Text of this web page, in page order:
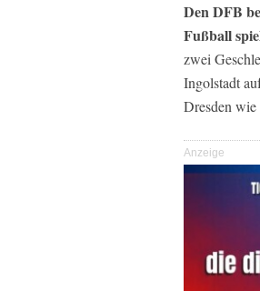
Den DFB
Fußball
zwei
Ingolstadt
Dresden
Anzeige